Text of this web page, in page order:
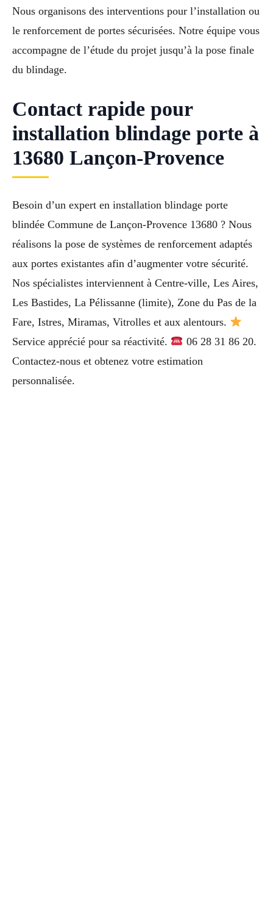
Nous organisons des interventions pour l’installation ou
le renforcement de portes sécurisées. Notre équipe vous
accompagne de l’étude du projet jusqu’à la pose finale
du blindage.
Contact rapide pour
installation blindage porte à
13680 Lançon-Provence
Besoin d’un expert en installation blindage porte
blindée Commune de Lançon-Provence 13680 ? Nous
réalisons la pose de systèmes de renforcement adaptés
aux portes existantes afin d’augmenter votre sécurité.
Nos spécialistes interviennent à Centre-ville, Les Aires,
Les Bastides, La Pélissanne (limite), Zone du Pas de la
Fare, Istres, Miramas, Vitrolles et aux alentours.
Service apprécié pour sa réactivité.
06 28 31 86 20.
Contactez-nous et obtenez votre estimation
personnalisée.